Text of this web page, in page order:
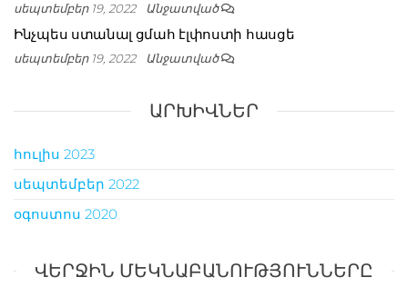
սեպտեմբեր 19, 2022 Անջատված
Ինչպես ստանալ ցմահ էլփոստի հասցե
սեպտեմբեր 19, 2022 Անջատված
ԱՐԽԻՎՆԵՐ
հուլիս 2023
սեպտեմբեր 2022
օգոստոս 2020
ՎԵՐՋԻՆ ՄԵԿՆԱԲԱՆՈՒԹՅՈՒՆՆԵՐԸ